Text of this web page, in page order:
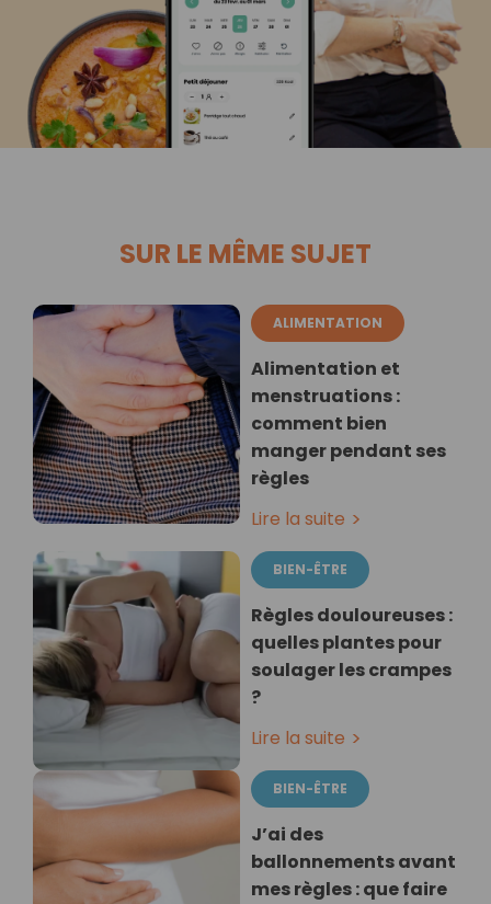
SUR LE MÊME SUJET
ALIMENTATION
Alimentation et
menstruations :
comment bien
manger pendant ses
règles
Lire la suite
BIEN-ÊTRE
Règles douloureuses :
quelles plantes pour
soulager les crampes
?
Lire la suite
BIEN-ÊTRE
J’ai des
ballonnements avant
mes règles : que faire